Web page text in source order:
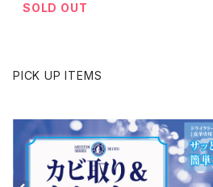
SOLD OUT
PICK UP ITEMS